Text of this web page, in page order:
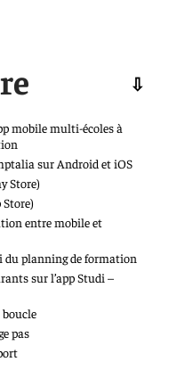
mobile multi-écoles à
sur Android et iOS
Store)
entre mobile et
planning de formation
sur l’app Studi –
pas